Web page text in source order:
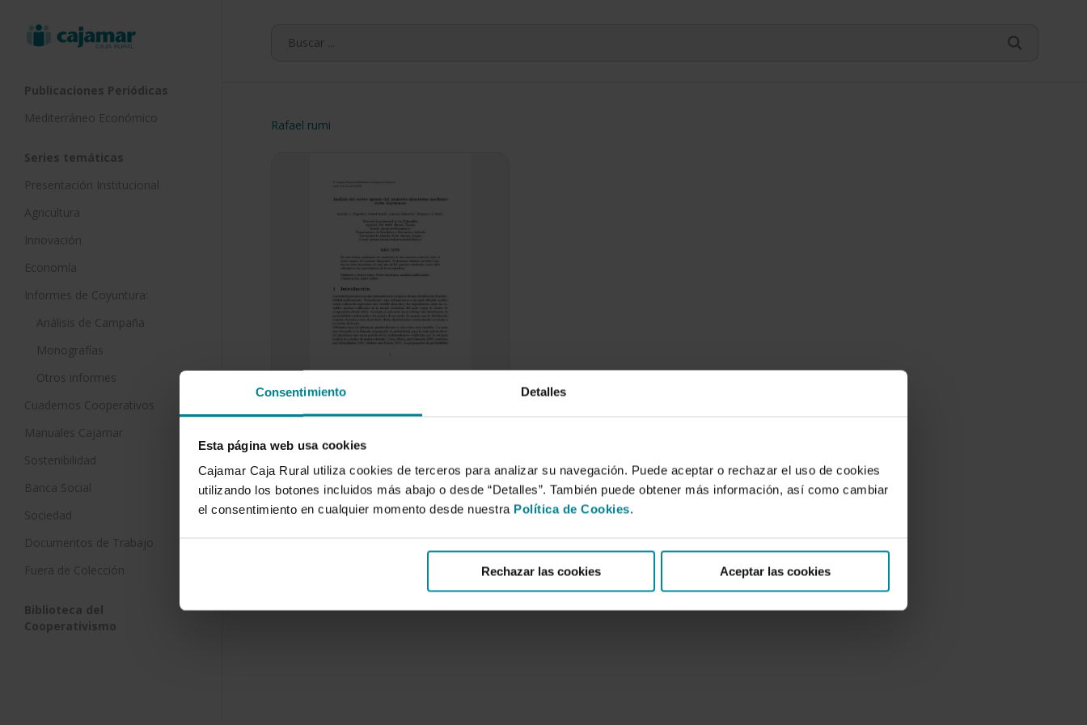
Consentimiento Detalles
Esta página web usa cookies
Cajamar Caja Rural utiliza cookies de terceros para analizar su navegación. Puede aceptar o rechazar el uso de cookies
utilizando los botones incluidos más abajo o desde “Detalles”. También puede obtener más información, así como cambiar
el consentimiento en cualquier momento desde nuestra Política de Cookies.
Rechazar las cookies Aceptar las cookies
Publicaciones Periódicas
Mediterráneo Económico
Series temáticas
Presentación Institucional
Agricultura
Innovación
Economía
Informes de Coyuntura:
Análisis de Campaña
Monografías
Otros informes
Cuadernos Cooperativos
Manuales Cajamar
Sostenibilidad
Banca Social
Sociedad
Documentos de Trabajo
Fuera de Colección
Biblioteca del
Cooperativismo
Rafael rumi
del poniente almeriense
En este trabajo analizamos los
resultados de una encuesta
realizada sobre el sector agrario